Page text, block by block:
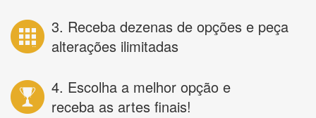
3. Receba dezenas de opções e peça
alterações ilimitadas
4. Escolha a melhor opção e
receba as artes finais!